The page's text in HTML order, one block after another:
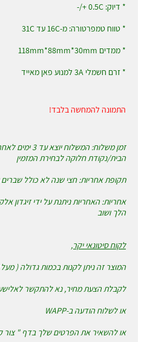
* דיוק: 0.5C +/-
* טווח טמפרטורה: מ-16C עד 31C
* ממדים 118mm*88mm*30mm
* זרם חשמלי 3A למנוע פאן מאייד
התמונה להמחשה בלבד!
זמן משלוח:
הבית/נקודת חלוקה לבחירת המזמין
תקופת אחריות: חצי שנה לא כולל שברים
אחריות: האחריות ניתנת על ידי זיגדון
הלך ושוב
לקוח סיטונאי יקר,
המוצר זה ניתן לקנות בכמות גדולה ( מעל 10 יח' ) במחיר
לקבלת הצעת מחיר, נא להתקשר לאלישע בכל
או לשלוח הודעה ב-WAPP
או להשאיר את הפרטים שלך בדף " צור